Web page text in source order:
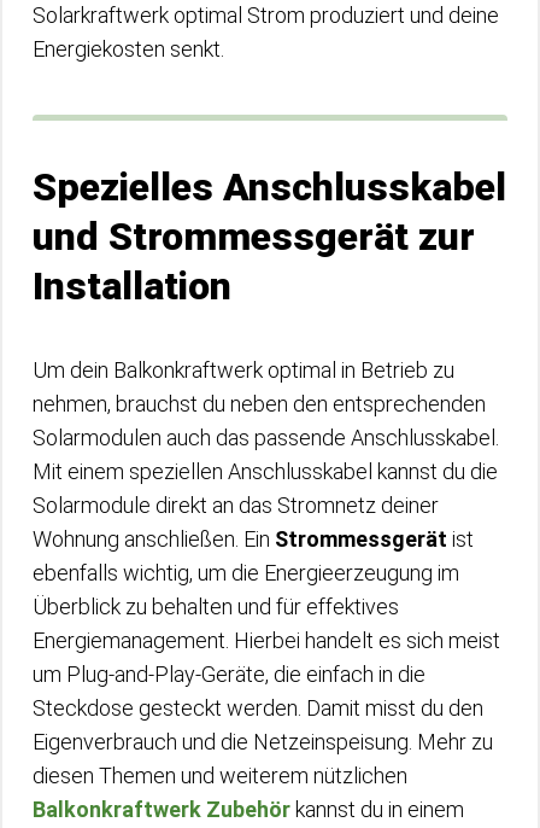
Solarkraftwerk optimal Strom produziert und deine
Energiekosten senkt.
Spezielles Anschlusskabel
und Strommessgerät zur
Installation
Um dein Balkonkraftwerk optimal in Betrieb zu
nehmen, brauchst du neben den entsprechenden
Solarmodulen auch das passende Anschlusskabel.
Mit einem speziellen Anschlusskabel kannst du die
Solarmodule direkt an das Stromnetz deiner
Wohnung anschließen. Ein Strommessgerät ist
ebenfalls wichtig, um die Energieerzeugung im
Überblick zu behalten und für effektives
Energiemanagement. Hierbei handelt es sich meist
um Plug-and-Play-Geräte, die einfach in die
Steckdose gesteckt werden. Damit misst du den
Eigenverbrauch und die Netzeinspeisung. Mehr zu
diesen Themen und weiterem nützlichen
Balkonkraftwerk Zubehörkannst du in einem